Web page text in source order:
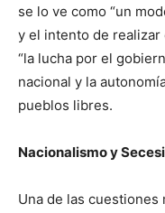
se lo ve como “un
y el intento de realizar
“la lucha por el
nacional y la
pueblos libres.
Nacionalismo y
Una de las